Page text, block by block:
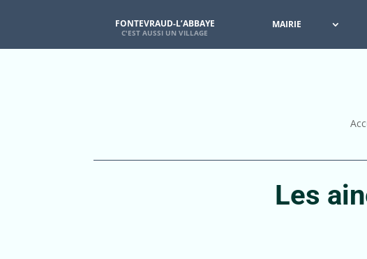
FONTEVRAUD-L’ABBAYE MAIRIE
Les